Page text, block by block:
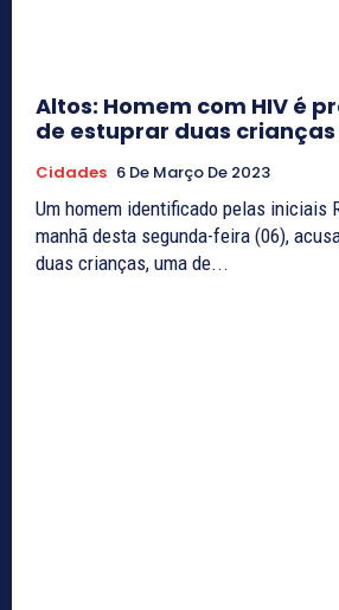
Altos: Homem com HIV é
de estuprar duas crianças
Cidades 6 De Março De 2023
Um homem identificado pelas iniciais
manhã desta segunda-feira (06),
duas crianças, uma de...